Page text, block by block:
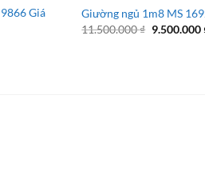
Giá
Giường ngủ 1m8 MS
11.500.000₫ Giá
9.500.000